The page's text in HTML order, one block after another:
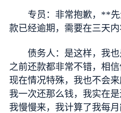
专员：非常抱歉，**
款已经逾期，需要在三天内
债务人：是这样，我也
之前还款都非常不错，相
现在情况特殊，我也不会
我一次还那么钱，我实在
我慢慢来，我计算了我每